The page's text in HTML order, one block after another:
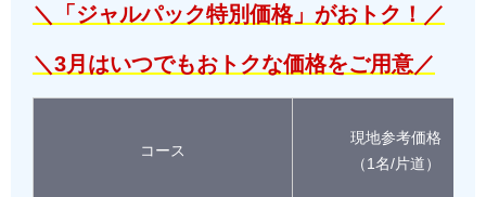
＼「ジャルパック特別価格」がおトク！／
＼3月はいつでもおトクな価格をご用意／
コース
現地参考価格
（1名/片道）